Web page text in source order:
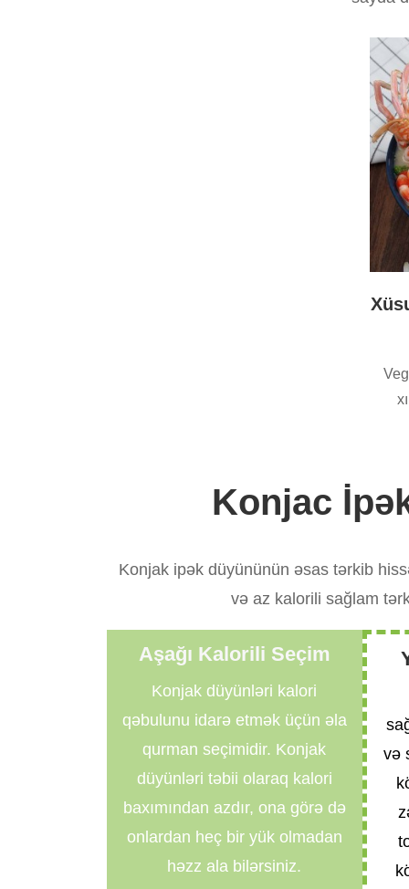
Konjac
Konjak ipək düyününün əsas tərkib
və az kalorili sağlam
Aşağı Kalorili Seçim
Konjak düyünləri kalori
qəbulunu idarə etmək üçün əla
qurman seçimidir. Konjak
düyünləri təbii olaraq kalori
baxımından azdır, ona görə də
onlardan heç bir yük olmadan
həzz ala bilərsiniz.
və